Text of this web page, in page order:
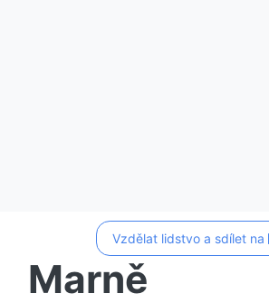
Vzdělat lidstvo a sdílet na
Marně